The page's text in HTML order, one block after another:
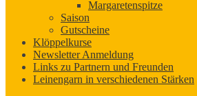
Margaretenspitze
Saison
Gutscheine
Klöppelkurse
Newsletter Anmeldung
Links zu Partnern und Freunden
Leinengarn in verschiedenen Stärken